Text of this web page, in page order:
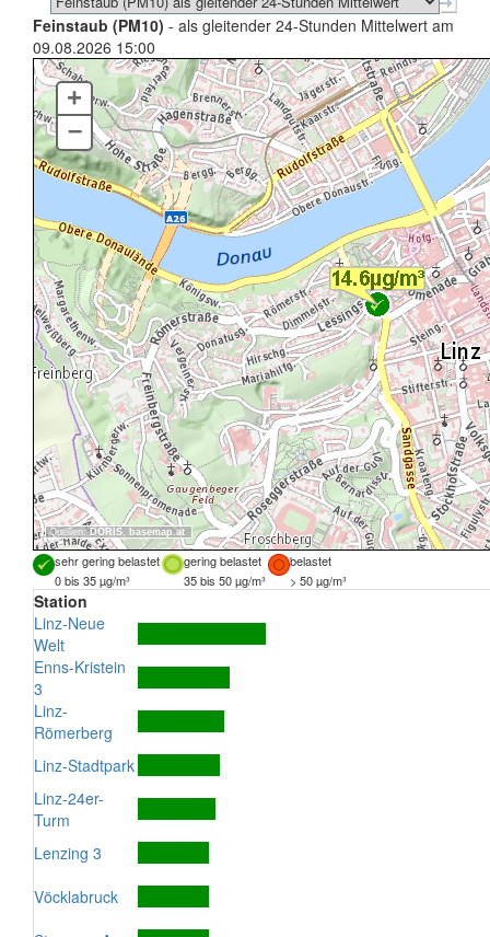
Feinstaub (PM10) - als gleitender 24-Stunden Mittelwert am
09.08.2026 15:00
Quellen:DORIS, basemap.at
+
–
sehr gering belastet gering belastet
belastet
0 bis 35 µg/m³
35 bis 50 µg/m³ > 50 µg/m³
Station
Linz-Neue
Welt
Enns-Kristein
3
Linz-
Römerberg
Linz-Stadtpark
Linz-24er-
Turm
Lenzing 3
Vöcklabruck